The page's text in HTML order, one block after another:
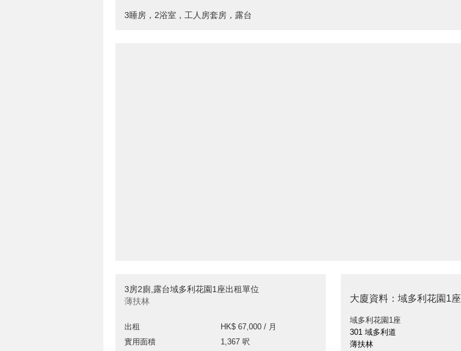
3睡房，2浴室，工人房套房，露台
3房2廁,露台域多利花園1座出租單位
薄扶林
出租
HK$ 67,000 / 月
實用面積
1,367 呎
大廈資料：域多利花園1座
域多利花園1座
301 域多利道
薄扶林